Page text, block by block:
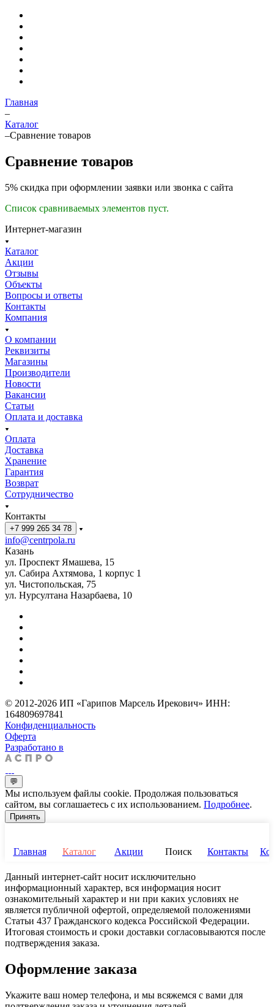
Главная
–
Каталог
–Сравнение товаров
Сравнение товаров
5% скидка при оформлении заявки или звонка с сайта
Список сравниваемых элементов пуст.
Интернет-магазин
Каталог
Акции
Отзывы
Объекты
Вопросы и ответы
Контакты
Компания
О компании
Реквизиты
Магазины
Производители
Новости
Вакансии
Статьи
Оплата и доставка
Оплата
Доставка
Хранение
Гарантия
Возврат
Сотрудничество
Контакты
+7 999 265 34 78
info@centrpola.ru
Казань
ул. Проспект Ямашева, 15
ул. Сабира Ахтямова, 1 корпус 1
ул. Чистопольская, 75
ул. Нурсултана Назарбаева, 10
© 2012-2026 ИП «Гарипов Марсель Ирекович» ИНН:
164809697841
Конфиденциальность
Оферта
Разработано в
💬
Мы используем файлы cookie. Продолжая пользоваться
сайтом, вы соглашаетесь с их использованием. Подробнее.
Принять
Главная Каталог Акции Поиск Контакты
Данный интернет-сайт носит исключительно
информационный характер, вся информация носит
ознакомительный характер и ни при каких условиях не
является публичной офертой, определяемой положениями
Статьи 437 Гражданского кодекса Российской Федерации.
Итоговая стоимость и сроки доставки согласовываются после
подтверждения заказа.
Оформление заказа
Укажите ваш номер телефона, и мы всяжемся с вами для